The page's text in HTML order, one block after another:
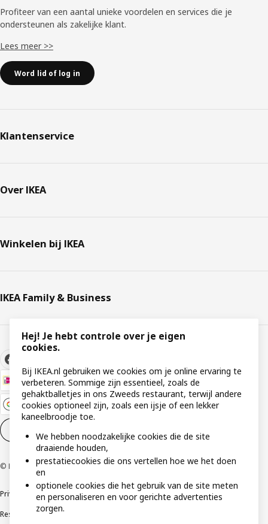
Profiteer van een aantal unieke voordelen en services die je
ondersteunen als zakelijke klant.
Lees meer >>
Word lid of log in
Klantenservice
Over IKEA
Winkelen bij IKEA
IKEA Family & Business
© Inter IKEA Systems B.V 1999-2026
Privacybeleid CookiesAlgemene voorwaardenGebruikersvoorwaarden
Responsible Disclosure Program
Hej! Je hebt controle over je eigen
cookies.
Bij IKEA.nl gebruiken we cookies om je online ervaring te
verbeteren. Sommige zijn essentieel, zoals de
gehaktballetjes in ons Zweeds restaurant, terwijl andere
cookies optioneel zijn, zoals een ijsje of een lekker
kaneelbroodje toe.
We hebben noodzakelijke cookies die de site
draaiende houden,
prestatiecookies die ons vertellen hoe we het doen
en
optionele cookies die het gebruik van de site meten
en personaliseren en voor gerichte advertenties
zorgen.